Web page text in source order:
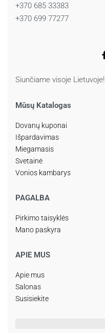
+370 685 33383
+370 699 77277
Siunčiame visoje Lietuvoje!
Mūsų Katalogas
Dovanų kuponai
Išpardavimas
Miegamasis
Svetainė
Vonios kambarys
PAGALBA
Pirkimo taisyklės
Mano paskyra
APIE MUS
Apie mus
Salonas
Susisiekite